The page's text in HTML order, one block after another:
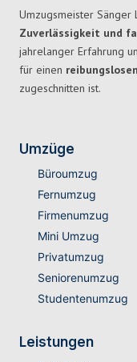
Umzugsmeister Sänger
Zuverlässigkeit und
jahrelanger Erfahrung
für einen
zugeschnitten ist.
Umzüge
Büroumzug
Fernumzug
Firmenumzug
Mini Umzug
Privatumzug
Seniorenumzug
Studentenumzug
Leistungen